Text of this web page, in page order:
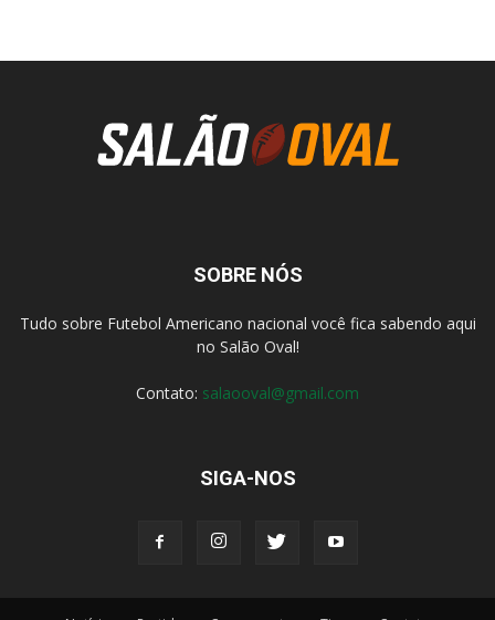
SOBRE NÓS
Tudo sobre Futebol Americano nacional você fica sabendo aqui
no Salão Oval!
Contato: salaooval@gmail.com
SIGA-NOS